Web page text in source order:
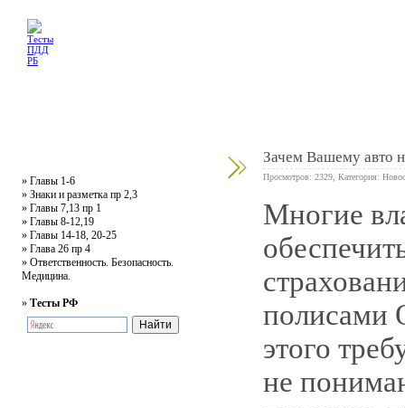
» Главы 1-6
» Знаки и разметка пр 2,3
» Главы 7,13 пр 1
» Главы 8-12,19
» Главы 14-18, 20-25
» Глава 26 пр 4
» Ответственность. Безопасность.
Медицина.
» Тесты РФ
Зачем Вашему авто
Просмотров: 2329, Категория:
Многие
полисами
этого
не